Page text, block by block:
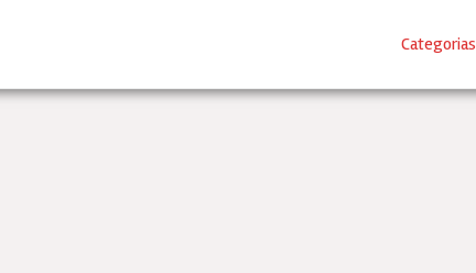
Categorias